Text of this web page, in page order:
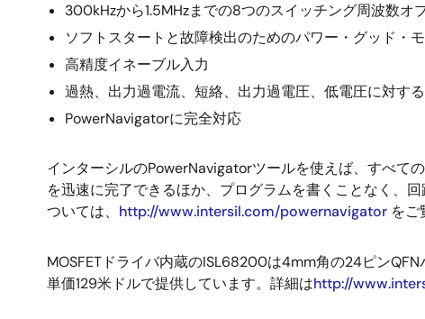
300kHzから1.5MHzまでの8つのスイッチング周波数オ
ソフトスタートと故障検出のためのパワー・グッド・
高精度イネーブル入力
過熱、出力過電流、短絡、出力過電圧、低電圧に対す
PowerNavigatorに完全対応
インターシルのPowerNavigatorツールを使えば、すべて
を迅速に完了できるほか、プログラムを書くことなく、
ついては、 http://www.intersil.com/powernavigator をご
MOSFETドライバ内蔵のISL68200は4mm角の24ピン
単価129米ドルで提供しています。詳細はhttp://